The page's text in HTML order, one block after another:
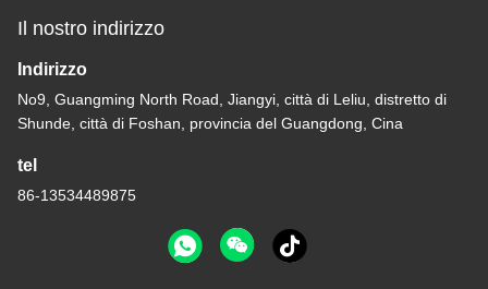
Il nostro indirizzo
Indirizzo
No9, Guangming North Road, Jiangyi, città di Leliu, distretto di
Shunde, città di Foshan, provincia del Guangdong, Cina
tel
86-13534489875